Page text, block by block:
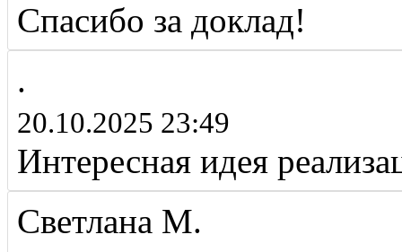
Спасибо за доклад!
.
20.10.2025 23:49
Интересная идея
Светлана М.